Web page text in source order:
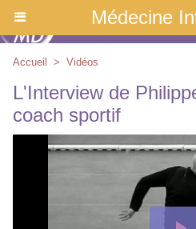
Médecine
Accueil > Vidéos
L'Interview de
coach sportif